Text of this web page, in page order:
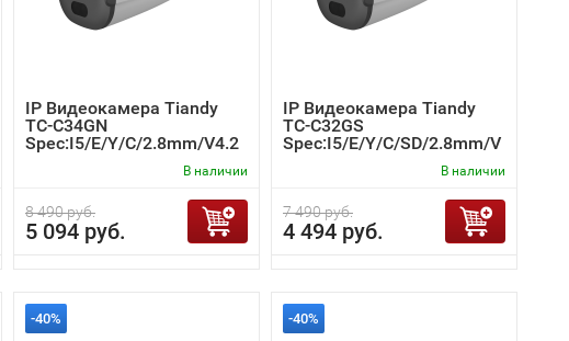
IP Видеокамера Tiandy
TC-C34GN
Spec:I5/E/Y/C/2.8mm/V4.2
В наличии
8 490 руб.
5 094 руб.
IP Видеокамера Tiandy
TC-C32GS
Spec:I5/E/Y/C/SD/2.8mm/V
В наличии
7 490 руб.
4 494 руб.
-40% -40%